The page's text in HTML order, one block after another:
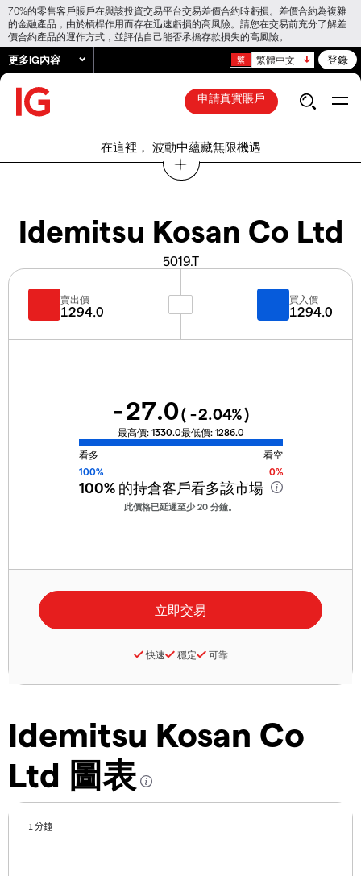
70%的零售客戶賬戶在與該投資交易平台交易差價合約時虧損。差價合約為複雜
的金融產品，由於槓桿作用而存在迅速虧損的高風險。請您在交易前充分了解差
價合約產品的運作方式，並評估自己能否承擔存款損失的高風險。
更多IG內容 繁體中文 登錄
申請真實賬戶
在這裡， 波動中蘊藏無限機遇
Idemitsu Kosan Co Ltd
5019.T
Idemitsu Kosan Co
Ltd 圖表
1 分鐘
賣出價
1294.0
買入價
1294.0
-27.0( -2.04%)
最高價: 1330.0最低價: 1286.0
看多
看空
100%
0%
100%的持倉客戶看多該市場
此價格已延遲至少 20 分鐘。
快速 穩定 可靠